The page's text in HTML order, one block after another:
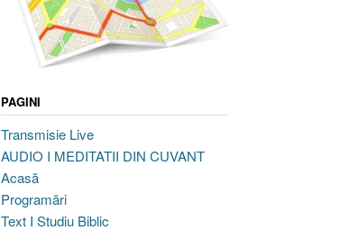
PAGINI
Transmisie Live
AUDIO I MEDITATII DIN CUVANT
Acasă
Programări
Text I Studiu Biblic